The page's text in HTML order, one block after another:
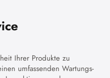
Ihrer Produkte zu
umfassenden Wartungs-